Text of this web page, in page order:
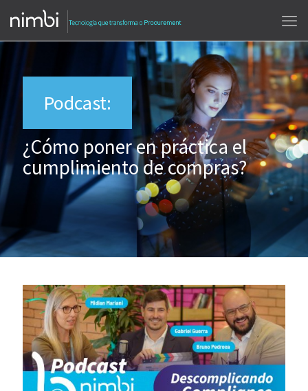
Podcast:
¿Cómo poner en práctica el
cumplimiento de compras?